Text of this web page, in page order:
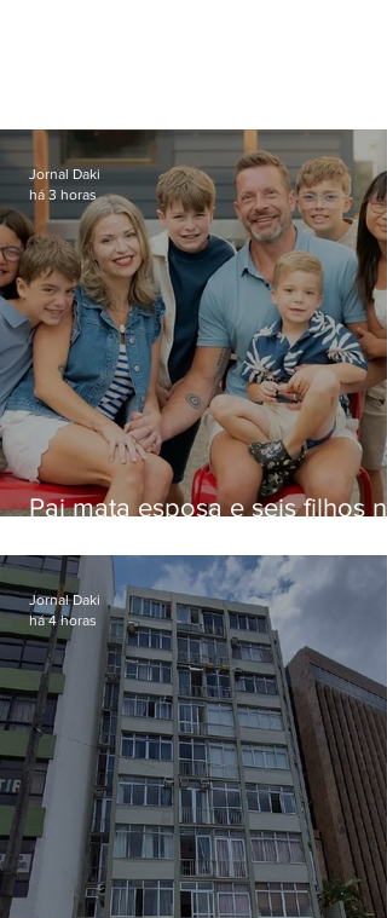
Pai mata esposa e seis filhos
Jornal Daki
há 3 horas
Jornal Daki
há 4 horas